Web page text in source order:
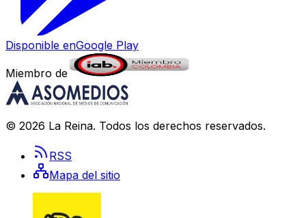
Disponible enGoogle Play
Miembro de
© 2026 La Reina. Todos los derechos reservados.
RSS
Mapa del sitio